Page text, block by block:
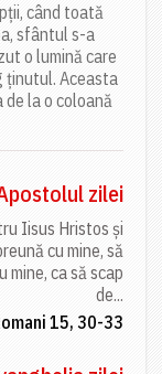
când toată
sfântul s-a
o lumină care
ținutul. Aceasta
de la o coloană
zilei
Iisus Hristos și
cu mine, să
ca să scap
de...
15, 30-33